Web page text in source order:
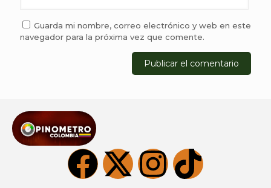
Guarda mi nombre, correo electrónico y web en este
navegador para la próxima vez que comente.